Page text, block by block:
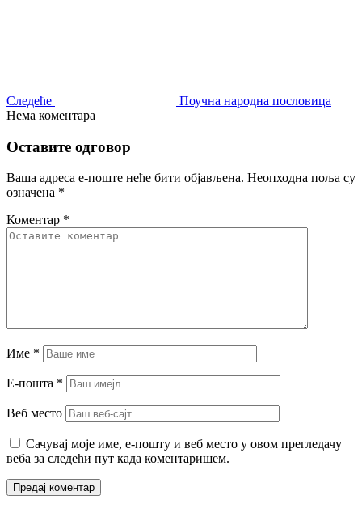
Следеће
Поучна народна пословица
Нема коментара
Оставите одговор
Ваша адреса е-поште неће бити објављена. Неопходна поља су
означена *
Коментар *
Име *
Е-пошта *
Веб место
Сачувај моје име, е-пошту и веб место у овом прегледачу
веба за следећи пут када коментаришем.